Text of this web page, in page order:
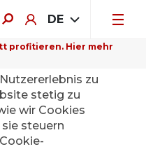
DE
profitieren. Hier mehr
wir
zu
stetig zu
wir Cookies
steuern